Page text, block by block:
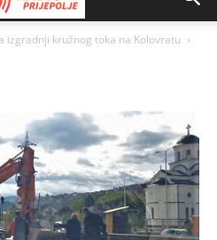
izgradnji kružnog toka na Kolovratu